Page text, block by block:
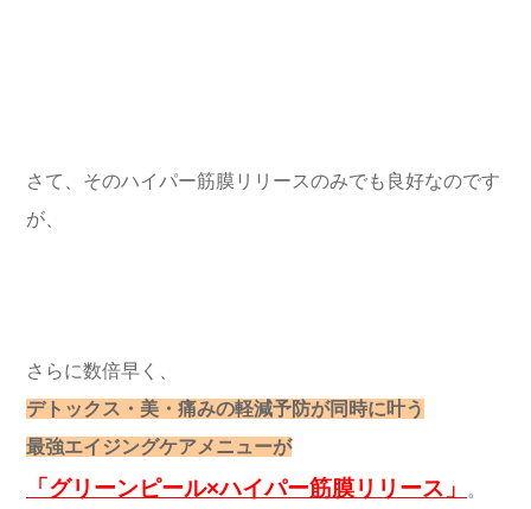
さて、そのハイパー筋膜リリースのみでも良好なのです
が、
さらに数倍早く、
デトックス・美・痛みの軽減予防が同時に叶う
最強エイジングケアメニューが
「グリーンピール×ハイパー筋膜リリース」 。